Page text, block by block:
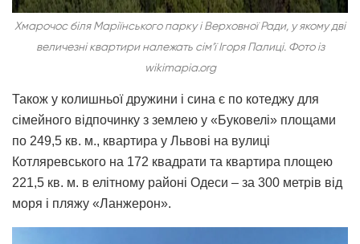
Хмарочос біля Маріїнського парку і Верховної Ради, у якому дві
величезні квартири належать сім’ї Ігоря Палиці. Фото із
wikimapia.org
Також у колишньої дружини і сина є по котеджу для
сімейного відпочинку з землею у «Буковелі» площами
по 249,5 кв. м., квартира у Львові на вулиці
Котляревського на 172 квадрати та квартира площею
221,5 кв. м. в елітному районі Одеси – за 300 метрів від
моря і пляжу «Ланжерон».